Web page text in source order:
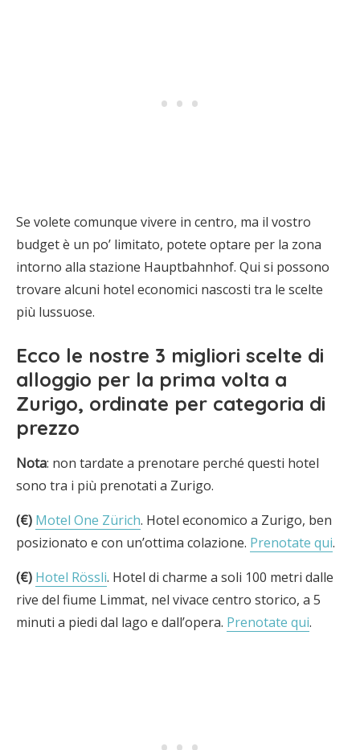
Se volete comunque vivere in centro, ma il vostro
budget è un po’ limitato, potete optare per la zona
intorno alla stazione Hauptbahnhof. Qui si possono
trovare alcuni hotel economici nascosti tra le scelte
più lussuose.
Ecco le nostre 3 migliori scelte di
alloggio per la prima volta a
Zurigo, ordinate per categoria di
prezzo
Nota: non tardate a prenotare perché questi hotel
sono tra i più prenotati a Zurigo.
(€) Motel One Zürich. Hotel economico a Zurigo, ben
posizionato e con un’ottima colazione. Prenotate qui.
(€) Hotel Rössli. Hotel di charme a soli 100 metri dalle
rive del fiume Limmat, nel vivace centro storico, a 5
minuti a piedi dal lago e dall’opera. Prenotate qui.